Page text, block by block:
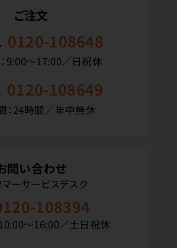
ご注文
0120-108648
9:00〜17:00／日祝休
0120-108649
：24時間／年中無休
問い合わせ
マーサービスデスク
108394
〜16:00／土日祝休